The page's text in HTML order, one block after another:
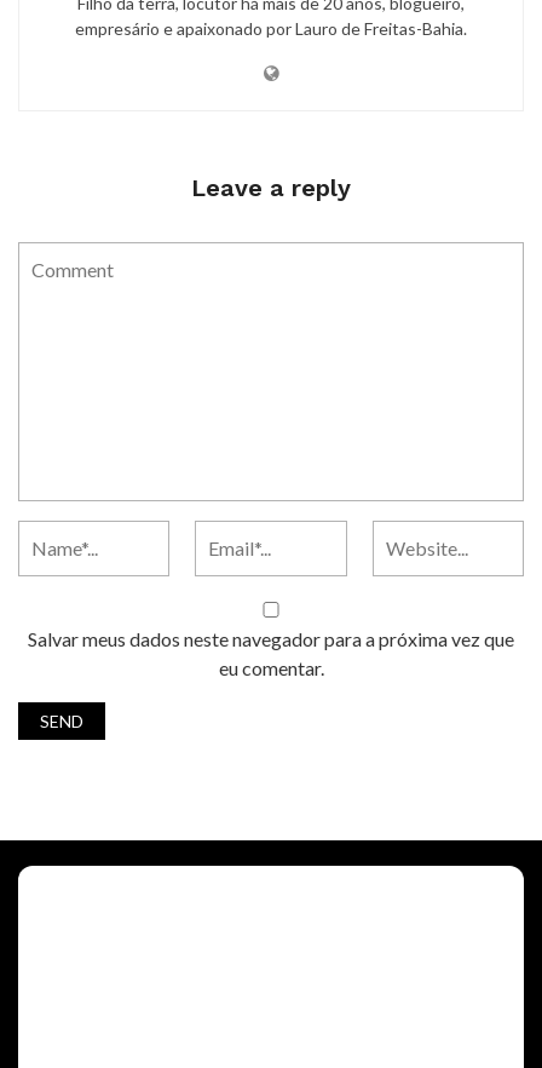
empresário e apaixonado por Lauro de Freitas-Bahia.
Leave a reply
Salvar meus dados neste navegador para a próxima vez que
eu comentar.